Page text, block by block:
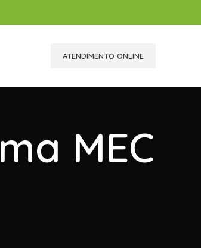
ATENDIMENTO ONLINE
MEC